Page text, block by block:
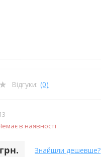
Відгуки: (0)
в наявності
Знайшли дешевше?